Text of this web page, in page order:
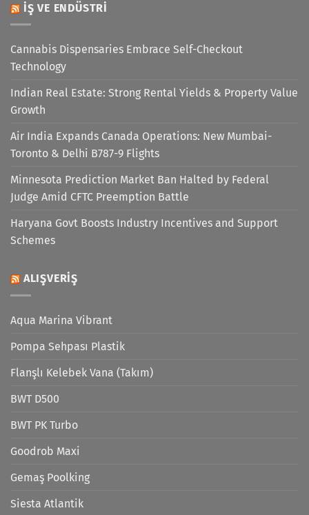
İŞ VE ENDÜSTRI
Cannabis Dispensaries Embrace Self-Checkout
Technology
Indian Real Estate: Strong Rental Yields & Property Value
Growth
Air India Expands Canada Operations: New Mumbai-
Toronto & Delhi B787-9 Flights
Minnesota Prediction Market Ban Halted by Federal
Judge Amid CFTC Preemption Battle
Haryana Govt Boosts Industry Incentives and Support
Schemes
ALIŞVERIŞ
Aqua Marina Vibrant
Pompa Sehpası Plastik
Flanşlı Kelebek Vana (Takım)
BWT D500
BWT PK Turbo
Goodrob Maxi
Gemaş Poolking
Siesta Atlantik